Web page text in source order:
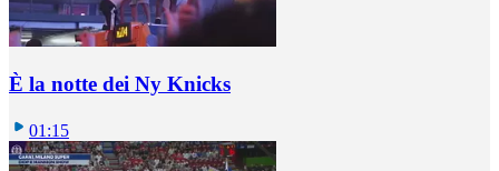
È la notte dei Ny Knicks
01:15